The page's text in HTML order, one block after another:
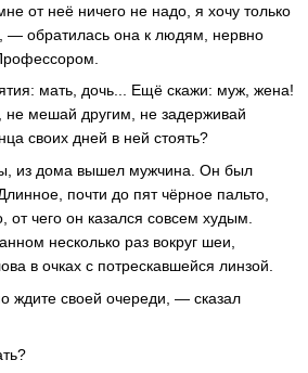
от неё ничего не надо, я хочу только
— обратилась она к людям, нервно
мать, дочь... Ещё скажи: муж, жена!
мешай другим, не задерживай
своих дней в ней стоять?
из дома вышел мужчина. Он был
почти до пят чёрное пальто,
от чего он казался совсем худым.
несколько раз вокруг шеи,
в очках с потрескавшейся линзой.
ждите своей очереди, — сказал